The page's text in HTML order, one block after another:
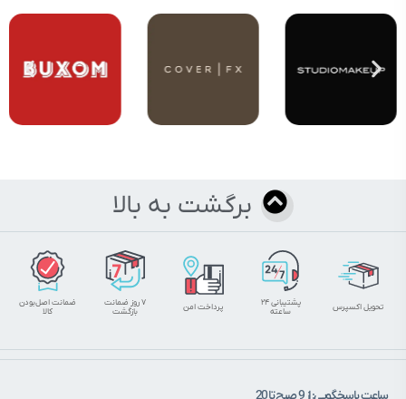
برگشت به بالا
تحویل اکسپرس
پشتیبانی ۲۴
ساعته
پرداخت امن
۷ روز ضمانت
بازگشت
ضمانت اصل‌بودن
کالا